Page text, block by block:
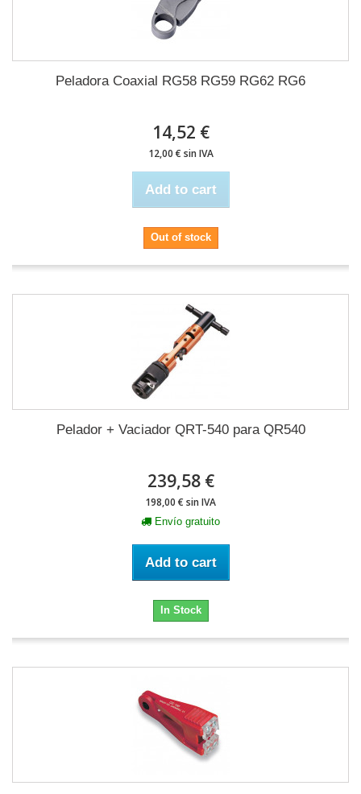
Peladora Coaxial RG58 RG59 RG62 RG6
14,52 €
12,00 € sin IVA
Add to cart
Out of stock
Pelador + Vaciador QRT-540 para QR540
239,58 €
198,00 € sin IVA
Envío gratuito
Add to cart
In Stock